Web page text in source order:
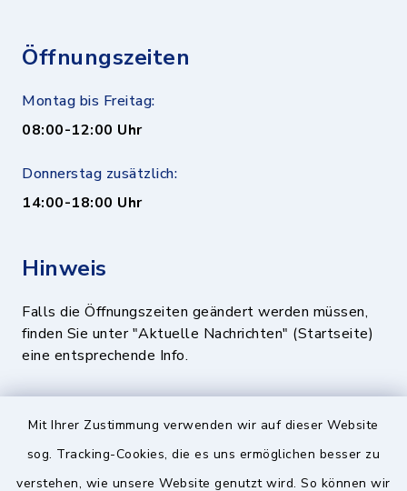
Mit Ihrer Zustimmung verwenden wir auf dieser Website
sog. Tracking-Cookies, die es uns ermöglichen besser zu
verstehen, wie unsere Website genutzt wird. So können wir
Öffnungszeiten
Montag bis Freitag:
08:00-12:00 Uhr
Donnerstag zusätzlich:
14:00-18:00 Uhr
Hinweis
Falls die Öffnungszeiten geändert werden müssen,
finden Sie unter "Aktuelle Nachrichten" (Startseite)
eine entsprechende Info.
Quicklinks
BayernPortal